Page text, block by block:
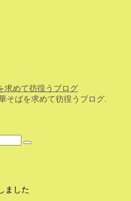
求めて彷徨うブログ
そばを求めて彷徨うブログ.
ました